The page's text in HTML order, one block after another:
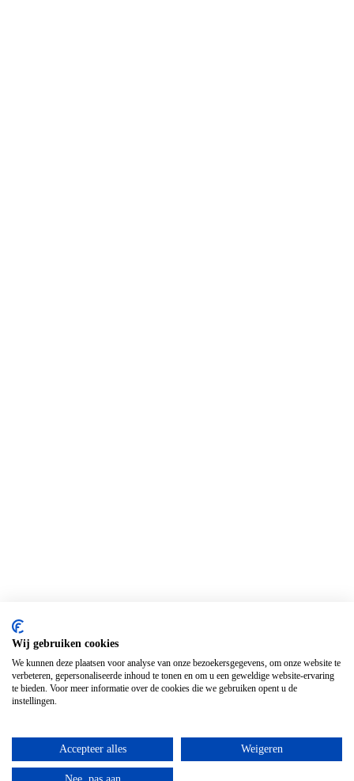
Wij gebruiken cookies
We kunnen deze plaatsen voor analyse van onze bezoekersgegevens, om onze website te
verbeteren, gepersonaliseerde inhoud te tonen en om u een geweldige website-ervaring
te bieden. Voor meer informatie over de cookies die we gebruiken opent u de
instellingen.
Accepteer alles Weigeren